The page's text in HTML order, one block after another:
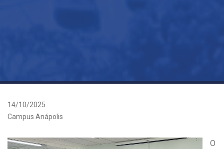
14/10/2025
Campus Anápolis
O